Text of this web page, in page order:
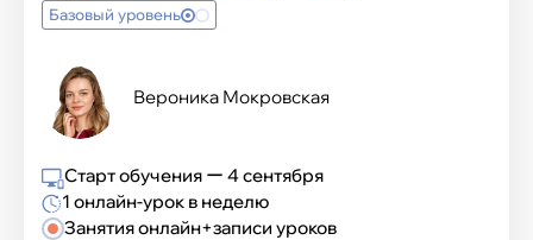
Базовый уровень
Вероника Мокровская
Занятия онлайн+записи уроков
Старт обучения ー 4 сентября
1 онлайн-урок в неделю